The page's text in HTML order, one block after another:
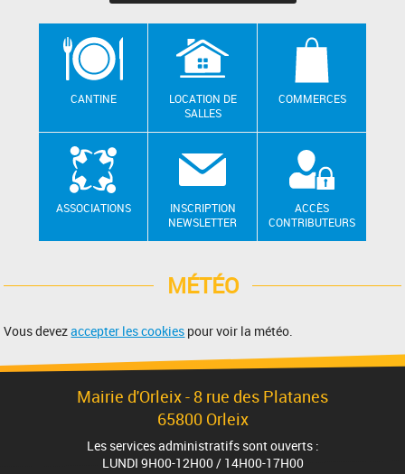
CANTINE
LOCATION DE
SALLES
COMMERCES
ASSOCIATIONS
INSCRIPTION
NEWSLETTER
ACCÈS
CONTRIBUTEURS
MÉTÉO
Vous devezaccepter les cookies pour voir la météo.
Mairie d'Orleix - 8 rue des Platanes
65800 Orleix
Les services administratifs sont ouverts :
LUNDI 9H00-12H00 / 14H00-17H00